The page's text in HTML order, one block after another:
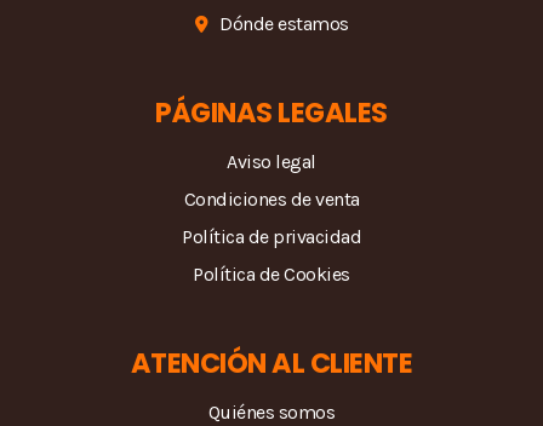
Dónde estamos
PÁGINAS LEGALES
Aviso legal
Condiciones de venta
Política de privacidad
Política de Cookies
ATENCIÓN AL CLIENTE
Quiénes somos